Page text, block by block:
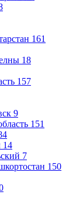
161
18
157
9
151
14
7
150